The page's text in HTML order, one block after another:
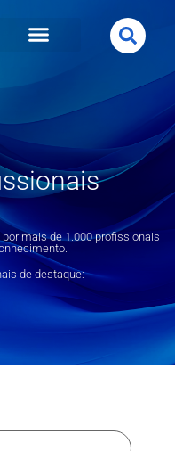
mais de 1.000 profissionais
de destaque: